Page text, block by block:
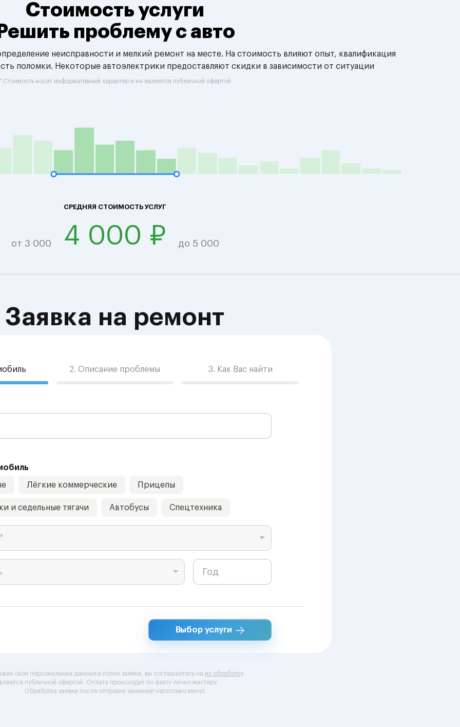
Стоимость услуги
Решить проблему с авто
неисправности и мелкий ремонт на месте. На стоимость влияют опыт, квалификация
поломки. Некоторые автоэлектрики предоставляют скидки в зависимости от ситуации
Стоимость носит информативный характер и не является публичной офертой
СРЕДНЯЯ СТОИМОСТЬ УСЛУГ
от 3 000 4 000 ₽ до 5 000
Заявка на ремонт
2. Описание проблемы 3. Как Вас найти
Лёгкие коммерческие Прицепы
и седельные тягачи Автобусы Спецтехника
Выбор услуги
свои персональные данные в полях заявки, вы соглашаетесь на их обработку.
публичной офертой. Оплата происходит по факту лично мастеру.
Обработка заявки после отправки занимает несколько минут.